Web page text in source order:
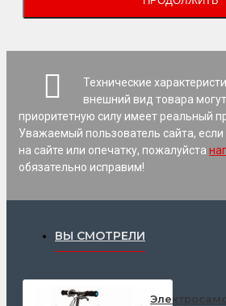
Технические
внешний вид товара
приоритетную силу имеет реальный
Уважаемый пользователь сайта,
на сайте или опечатку, пожалуйста
обязательно исправим!
ВЫ СМОТРЕЛИ